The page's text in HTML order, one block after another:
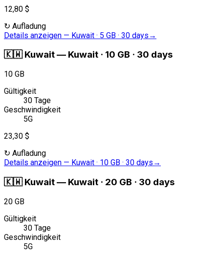
12,80 $
↻ Aufladung
Details anzeigen — Kuwait · 5 GB · 30 days →
🇰🇼 Kuwait— Kuwait · 10 GB · 30 days
10 GB
Gültigkeit
30 Tage
Geschwindigkeit
5G
23,30 $
↻ Aufladung
Details anzeigen — Kuwait · 10 GB · 30 days →
🇰🇼 Kuwait— Kuwait · 20 GB · 30 days
20 GB
Gültigkeit
30 Tage
Geschwindigkeit
5G